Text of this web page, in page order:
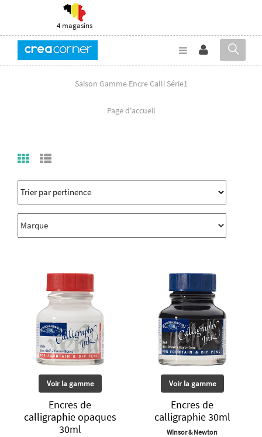
4 magasins
Saison Gamme Encre Calli Série1
Page d'accueil
Voir la gamme
Encres de
calligraphie opaques
30ml
Voir la gamme
Encres de
calligraphie 30ml
Winsor & Newton